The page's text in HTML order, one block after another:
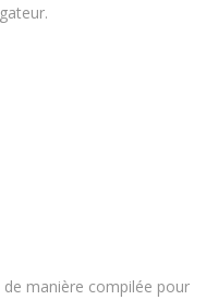
manière compilée pour